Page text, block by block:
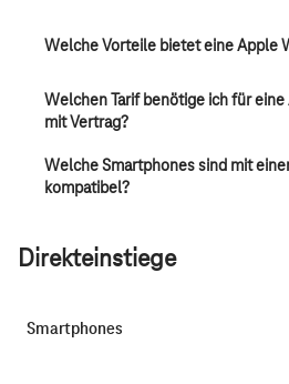
Welche Vorteile bietet eine Apple
Welchen Tarif benötige ich für
mit Vertrag?
Welche Smartphones sind mit
kompatibel?
Direkteinstiege
Smartphones